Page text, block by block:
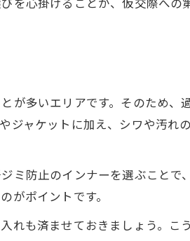
が多いエリアです。そのため、
ジャケットに加え、シワや汚れ
ミ防止のインナーを選ぶことで
がポイントです。
れも済ませておきましょう。こ